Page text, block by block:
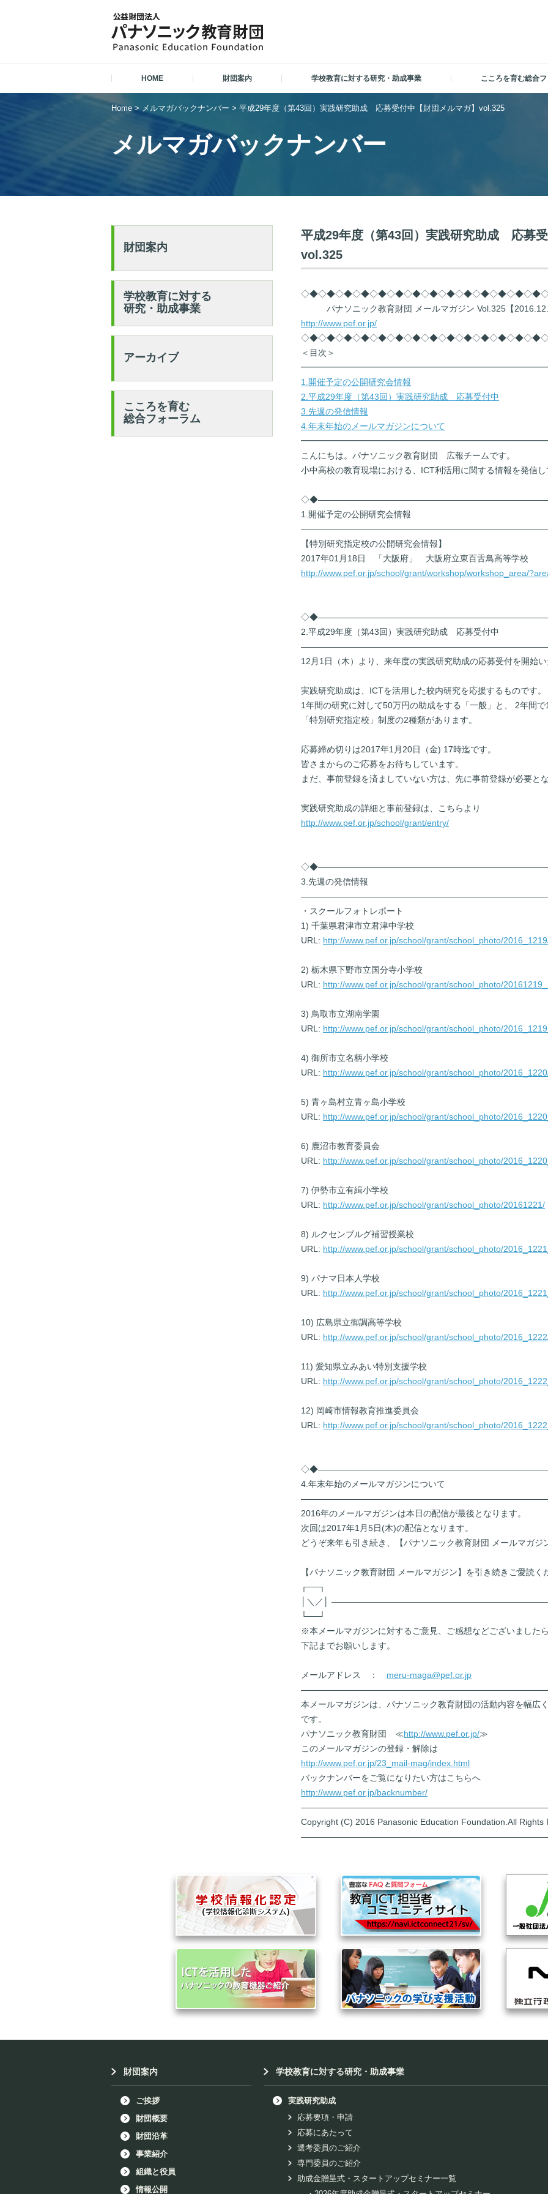
HOME 財団案内 学校教育に対する研究・助成事業 こころを育む総合
Home> メルマガバックナンバー > 平成29年度（第43回）実践研究助成 応募受付中【財団メルマガ】vol.325
メルマガバックナンバー
平成29年度（第43回）実践研究助成 応募受
vol.325
パナソニック教育財団 メールマガジン Vol.325【
http://www.pef.or.jp/
＜目次＞
1.開催予定の公開研究会情報
2.平成29年度（第43回）実践研究助成 応募受付中
3.先週の発信情報
4.年末年始のメールマガジンについて
こんにちは。パナソニック教育財団 広報チームです。
小中高校の教育現場における、ICT利活用に関する情報を発信し
1.開催予定の公開研究会情報
【特別研究指定校の公開研究会情報】
2017年01月18日 「大阪府」 大阪府立東百舌鳥高等学校
http://www.pef.or.jp/school/grant/workshop/workshop_area/
2.平成29年度（第43回）実践研究助成 応募受付中
12月1日（木）より、来年度の実践研究助成の応募受付を開始い
実践研究助成は、ICTを活用した校内研究を応援するものです。
1年間の研究に対して50万円の助成をする「一般」と、 2年間
「特別研究指定校」制度の2種類があります。
応募締め切りは2017年1月20日（金) 17時迄です。
皆さまからのご応募をお待ちしています。
まだ、事前登録を済ましていない方は、先に事前登録が必要とな
実践研究助成の詳細と事前登録は、こちらより
http://www.pef.or.jp/school/grant/entry/
3.先週の発信情報
・スクールフォトレポート
1) 千葉県君津市立君津中学校
URL: http://www.pef.or.jp/school/grant/school_photo/
2) 栃木県下野市立国分寺小学校
URL: http://www.pef.or.jp/school/grant/school_photo/
3) 鳥取市立湖南学園
URL: http://www.pef.or.jp/school/grant/school_photo/
4) 御所市立名柄小学校
URL: http://www.pef.or.jp/school/grant/school_photo/
5) 青ヶ島村立青ヶ島小学校
URL: http://www.pef.or.jp/school/grant/school_photo/
6) 鹿沼市教育委員会
URL: http://www.pef.or.jp/school/grant/school_photo/
7) 伊勢市立有緝小学校
URL: http://www.pef.or.jp/school/grant/school_photo/20161221/
8) ルクセンブルグ補習授業校
URL: http://www.pef.or.jp/school/grant/school_photo/
9) パナマ日本人学校
URL: http://www.pef.or.jp/school/grant/school_photo/
10) 広島県立御調高等学校
URL: http://www.pef.or.jp/school/grant/school_photo/
11) 愛知県立みあい特別支援学校
URL: http://www.pef.or.jp/school/grant/school_photo/
12) 岡崎市情報教育推進委員会
URL: http://www.pef.or.jp/school/grant/school_photo/
4.年末年始のメールマガジンについて
2016年のメールマガジンは本日の配信が最後となります。
次回は2017年1月5日(木)の配信となります。
どうぞ来年も引き続き、【パナソニック教育財団 メールマガジ
【パナソニック教育財団 メールマガジン】を引き続きご愛読く
┌──┐
│＼／│
└──┘
※本メールマガジンに対するご意見、ご感想などございましたら
下記までお願いします。
メールアドレス ： meru-maga@pef.or.jp
本メールマガジンは、パナソニック教育財団の活動内容を幅広
です。
パナソニック教育財団 ≪http://www.pef.or.jp/≫
このメールマガジンの登録・解除は
http://www.pef.or.jp/23_mail-mag/index.html
バックナンバーをご覧になりたい方はこちらへ
http://www.pef.or.jp/backnumber/
Copyright (C) 2016 Panasonic Education Foundation.All Rights
財団案内
学校教育に対する
研究・助成事業
アーカイブ
こころを育む
総合フォーラム
財団案内
ご挨拶
財団概要
財団沿革
事業紹介
組織と役員
情報公開
学校教育に対する研究・助成事業
実践研究助成
応募要項・申請
応募にあたって
選考委員のご紹介
専門委員のご紹介
助成金贈呈式・スタートアップセミナー一覧